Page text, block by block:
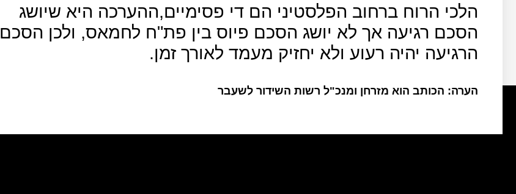
הלכי הרוח ברחוב הפלסטיני הם די פסימיים,ההערכה היא שיושג
הסכם רגיעה אך לא יושג הסכם פיוס בין פת"ח לחמאס, ולכן הסכם
הרגיעה יהיה רעוע ולא יחזיק מעמד לאורך זמן.
הערה: הכותב הוא מזרחן ומנכ"ל רשות השידור לשעבר